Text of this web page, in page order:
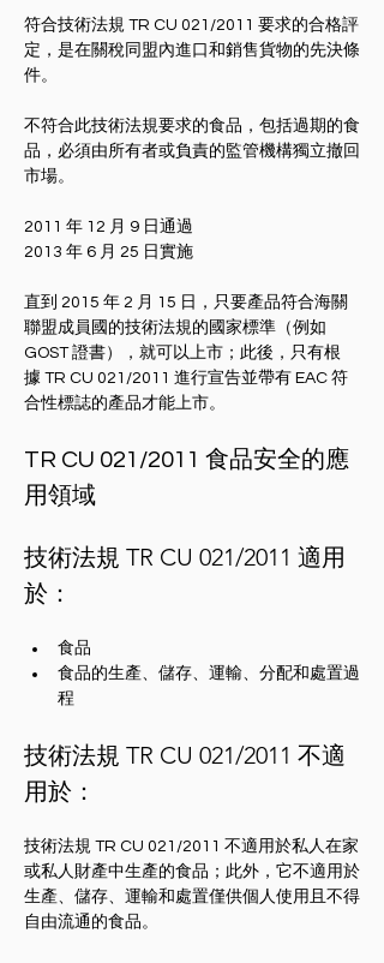
符合技術法規 TR CU 021/2011 要求的合格評
定，是在關稅同盟內進口和銷售貨物的先決條
件。
不符合此技術法規要求的食品，包括過期的食
品，必須由所有者或負責的監管機構獨立撤回
市場。
2011 年 12 月 9 日通過
2013 年 6 月 25 日實施
直到 2015 年 2 月 15 日，只要產品符合海關
聯盟成員國的技術法規的國家標準（例如
GOST 證書），就可以上市；此後，只有根
據 TR CU 021/2011 進行宣告並帶有 EAC 符
合性標誌的產品才能上市。
TR CU 021/2011 食品安全的應
用領域
技術法規 TR CU 021/2011 適用
於：
食品
食品的生產、儲存、運輸、分配和處置過
程
技術法規 TR CU 021/2011 不適
用於：
技術法規 TR CU 021/2011 不適用於私人在家
或私人財產中生產的食品；此外，它不適用於
生產、儲存、運輸和處置僅供個人使用且不得
自由流通的食品。